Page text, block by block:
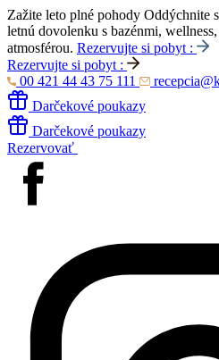
Zažite leto plné pohody Oddýchnite
letnú dovolenku s bazénmi,
atmosférou. Rezervujte si pobyt :
Rezervujte si pobyt :
00 421 44 43 75 111
Darčekové poukazy
Darčekové poukazy
Rezervovať